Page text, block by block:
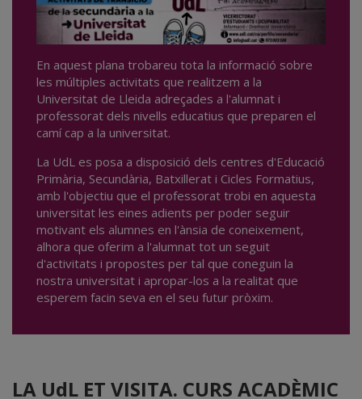
Lleida
2023En aquest plana trobareu tota la informació sobre
les múltiples activitats que realitzem a la
Universitat de Lleida adreçades a l'alumnat i
professorat dels nivells educatius que preparen el
camí cap a la universitat.
La UdL es posa a disposició dels centres d'Educació
Primària, Secundària, Batxillerat i Cicles Formatius,
amb l'objectiu que el professorat trobi en aquesta
universitat les eines adients per poder seguir
motivant els alumnes en l'ànsia de coneixement,
alhora que oferim a l'alumnat tot un seguit
d'activitats i propostes per tal que coneguin la
nostra universitat i apropar-los a la realitat que
esperem facin seva en el seu futur pròxim.
LA UdL ET VISITA. CURS ACADÈMIC